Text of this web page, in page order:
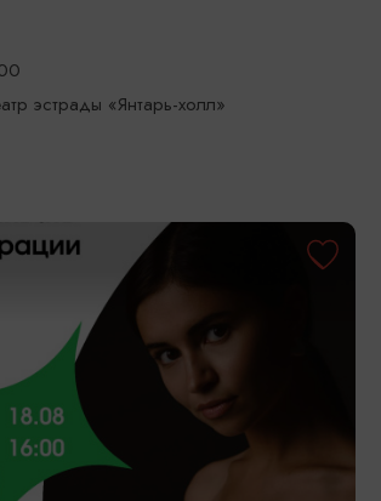
эстрады «Янтарь-холл»